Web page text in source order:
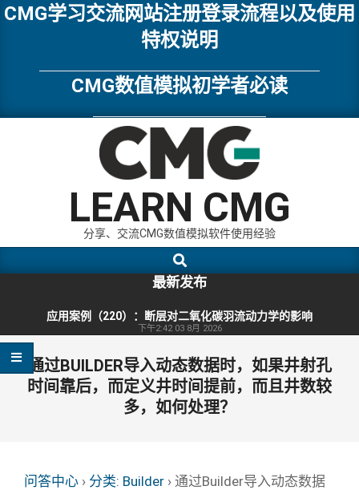
Skip
CMG学习交流网站注册登录流程以及使用
特权说明
CMG数值模拟初学者必读
LEARN CMG
分享、交流CMG数值模拟软件使用经验
Navigation
Search
最新发布
应用案例（220）：断层对二氧化碳羽流动力学的影响
下午2:42 03 8月 2026
通过BUILDER导入动态数据时，如果井射孔
时间靠后，而定义井时间提前，而且井数较
多，如何处理？
问答中心 › 分类: Builder › 通过Builder导入动态数据